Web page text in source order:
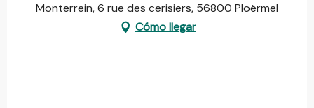
Monterrein, 6 rue des cerisiers, 56800 Ploërmel
Cómo llegar